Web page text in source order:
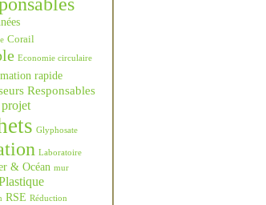
Corail
Economie circulaire
rapide
Responsables
Glyphosate
Laboratoire
& Océan mur
RSE Réduction